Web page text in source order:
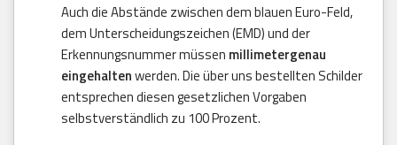
Auch die Abstände zwischen dem blauen Euro-Feld,
dem Unterscheidungszeichen (EMD) und der
Erkennungsnummer müssen millimetergenau
eingehaltenwerden. Die über uns bestellten Schilder
entsprechen diesen gesetzlichen Vorgaben
selbstverständlich zu 100 Prozent.